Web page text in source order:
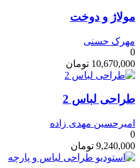
مولاژ و دوخت
مهرک حسنی
0
10,670,000 تومان
طراحی لباس 2
امیرحسین مهدی زاده
0
9,240,000 تومان